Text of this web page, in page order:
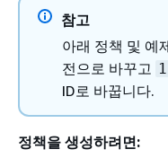
참고
아래 정책 및 예
전으로 바꾸고
ID로 바꿉니다.
정책을 생성하려면: